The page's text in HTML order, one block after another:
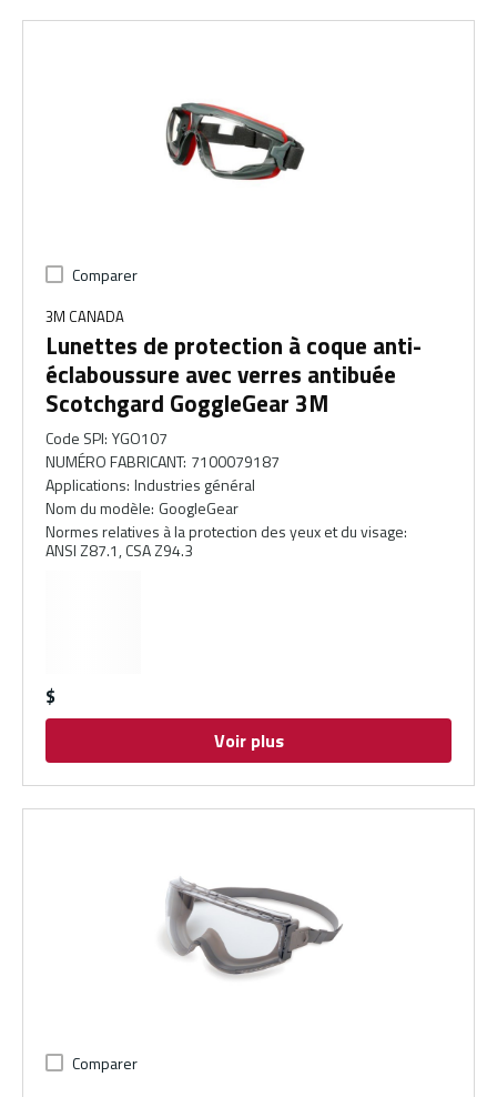
Comparer
3M CANADA
Lunettes de protection à coque anti-
éclaboussure avec verres antibuée
Scotchgard GoggleGear 3M
Code SPI: YGO107
NUMÉRO FABRICANT: 7100079187
Applications: Industries général
Nom du modèle: GoogleGear
Normes relatives à la protection des yeux et du visage:
ANSI Z87.1, CSA Z94.3
$
Voir plus
Comparer